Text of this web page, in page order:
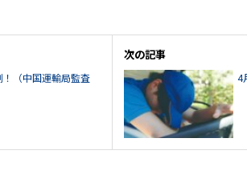
（中国運輸局監査
次の記事
4